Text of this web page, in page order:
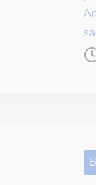
a
d
t